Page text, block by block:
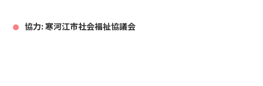
協力: 寒河江市社会福祉協議会